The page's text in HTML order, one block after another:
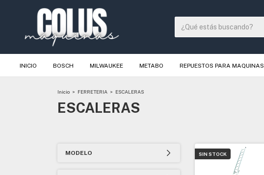
INICIO BOSCH MILWAUKEE METABO REPUESTOS PARA MAQUINAS
Inicio > FERRETERIA > ESCALERAS
ESCALERAS
MODELO SIN STOCK